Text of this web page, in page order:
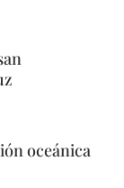
oceánica